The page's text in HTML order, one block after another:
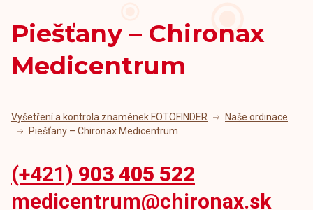
Naše ordinace
Naši lékaři
Piešťany – Chironax
Medicentrum
Vyšetření a kontrola znamének FOTOFINDER
Naše ordinace
Piešťany – Chironax Medicentrum
(+421) 903 405 522
medicentrum@chironax.sk